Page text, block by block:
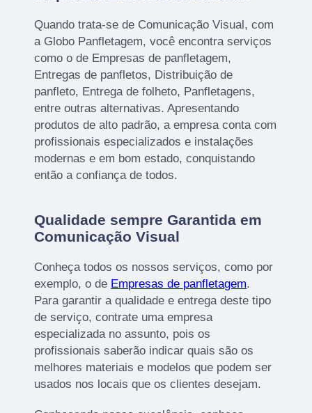
Quando trata-se de Comunicação Visual, com
a Globo Panfletagem, você encontra serviços
como o de Empresas de panfletagem,
Entregas de panfletos, Distribuição de
panfleto, Entrega de folheto, Panfletagens,
entre outras alternativas. Apresentando
produtos de alto padrão, a empresa conta com
profissionais especializados e instalações
modernas e em bom estado, conquistando
então a confiança de todos.
Qualidade sempre Garantida em
Comunicação Visual
Conheça todos os nossos serviços, como por
exemplo, o de Empresas de panfletagem.
Para garantir a qualidade e entrega deste tipo
de serviço, contrate uma empresa
especializada no assunto, pois os
profissionais saberão indicar quais são os
melhores materiais e modelos que podem ser
usados nos locais que os clientes desejam.